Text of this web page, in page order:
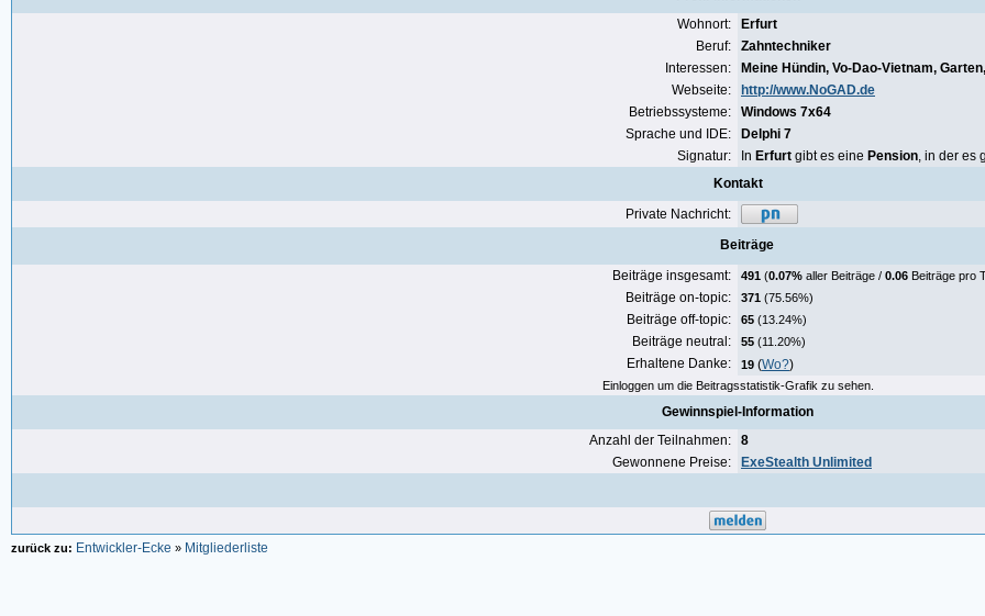
Wohnort:
Erfurt
Beruf:
Zahntechniker
Interessen:
Meine Hündin, Vo-Dao-Vietnam,
Webseite:
http://www.NoGAD.de
Betriebssysteme:
Windows 7x64
Sprache und IDE:
Delphi 7
Signatur:
In Erfurt gibt es eine Pension, in der es
Kontakt
Private Nachricht:
Beiträge
Beiträge insgesamt:
491 (0.07% aller Beiträge / 0.06 Beiträge pro
Beiträge on-topic: 371 (75.56%)
Beiträge off-topic: 65 (13.24%)
Beiträge neutral: 55 (11.20%)
Erhaltene Danke: 19 (Wo?)
Einloggen um die Beitragsstatistik-Grafik zu sehen.
Gewinnspiel-Information
Anzahl der Teilnahmen:
8
Gewonnene Preise:
ExeStealth Unlimited
zurück zu: Entwickler-Ecke » Mitgliederliste